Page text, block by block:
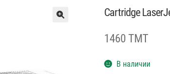
Cartridge
1460 TMT
В наличии